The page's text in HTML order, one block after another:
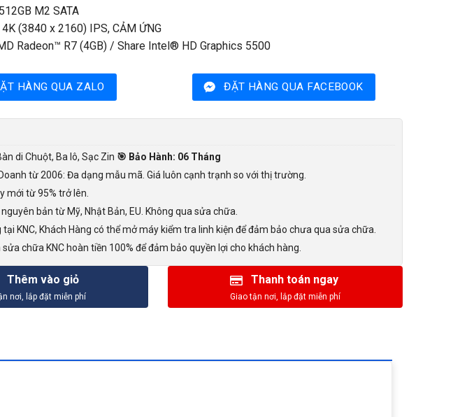
M2 SATA
4K (3840 x 2160) IPS, CẢM ỨNG
Radeon™ R7 (4GB) / Share Intel® HD Graphics 5500
HÀNG QUA ZALO ĐẶT HÀNG QUA FACEBOOK
di Chuột, Ba lô, Sạc Zin 🎯 Bảo Hành: 06 Tháng
từ 2006: Đa dạng mẫu mã. Giá luôn cạnh trạnh so với thị trường.
mới từ 95% trở lên.
bản từ Mỹ, Nhật Bản, EU. Không qua sửa chữa.
tại KNC, Khách Hàng có thể mở máy kiểm tra linh kiện để đảm bảo chưa qua sửa chữa.
sửa chữa KNC hoàn tiền 100% để đảm bảo quyền lợi cho khách hàng.
Thêm vào giỏ Thanh toán ngay